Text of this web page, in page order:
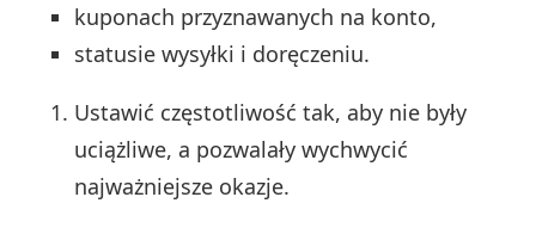
kuponach przyznawanych na konto,
statusie wysyłki i doręczeniu.
Ustawić częstotliwość tak, aby nie były
uciążliwe, a pozwalały wychwycić
najważniejsze okazje.